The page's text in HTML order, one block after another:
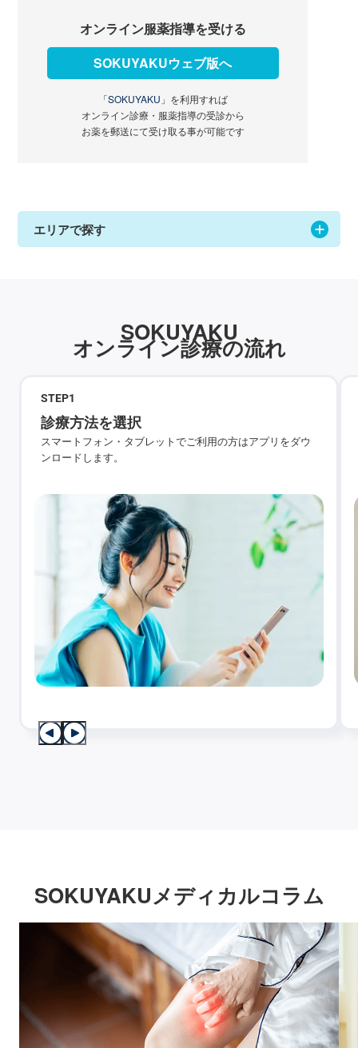
オンライン服薬指導を受ける
SOKUYAKUウェブ版へ
「SOKUYAKU」 を利用すれば
オンライン診療・服薬指導の受診から
お薬を郵送にて受け取る事が可能です
エリアで探す
SOKUYAKU
オンライン診療の流れ
STEP1
診療方法を選択
スマートフォン・タブレットでご利用の方はアプリをダウ
ンロードします。
SOKUYAKUメディカルコラム